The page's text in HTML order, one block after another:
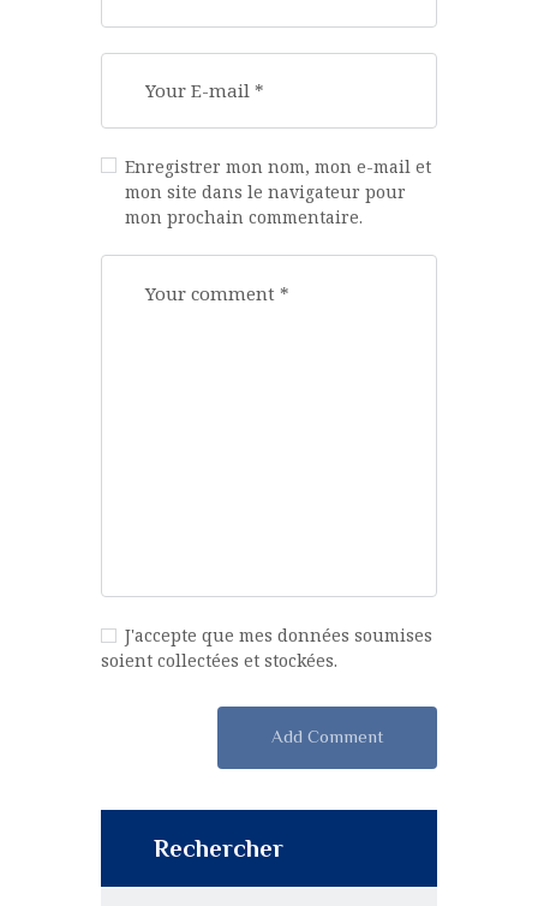
Enregistrer mon nom, mon e-mail et
mon site dans le navigateur pour
mon prochain commentaire.
J'accepte que mes données soumises
soient collectées et stockées.
Rechercher